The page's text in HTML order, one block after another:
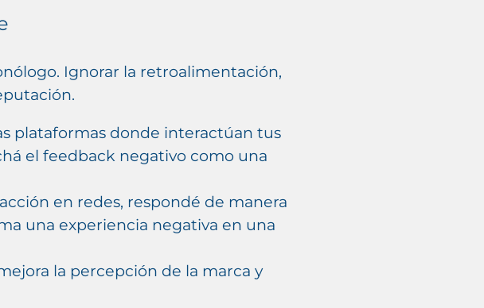
Ignorar la retroalimentación,
plataformas donde interactúan tus
el feedback negativo como una
en redes, respondé de manera
una experiencia negativa en una
la percepción de la marca y